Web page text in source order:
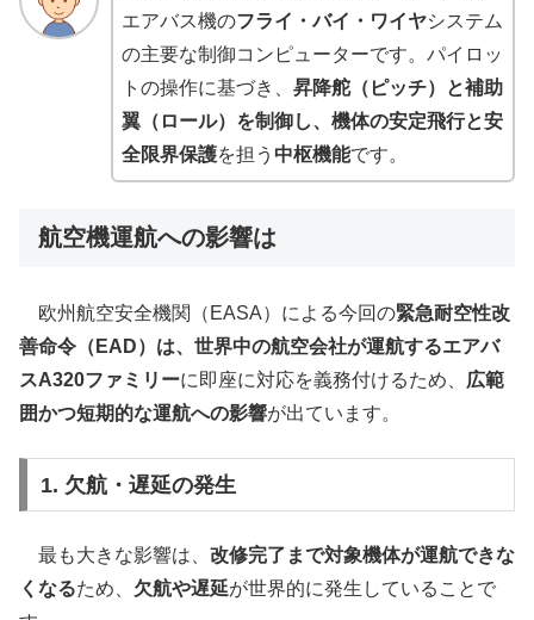
エアバス機のフライ・バイ・ワイヤシステム
の主要な制御コンピューターです。パイロッ
トの操作に基づき、 昇降舵（ピッチ）と補助
翼（ロール）を制御し、機体の安定飛行と安
全限界保護を担う 中枢機能です。
航空機運航への影響は
欧州航空安全機関（EASA）による今回の緊急耐空性改
善命令（EAD）は、世界中の航空会社が運航するエアバ
スA320ファミリーに即座に対応を義務付けるため、 広範
囲かつ短期的な運航への影響が出ています。
1. 欠航・遅延の発生
最も大きな影響は、 改修完了まで対象機体が運航できな
くなるため、 欠航や遅延が世界的に発生していることで